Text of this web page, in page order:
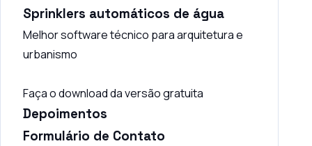
Sprinklers automáticos de água
Melhor software técnico para arquitetura e
urbanismo
Faça o download da versão gratuita
Depoimentos
Formulário de Contato